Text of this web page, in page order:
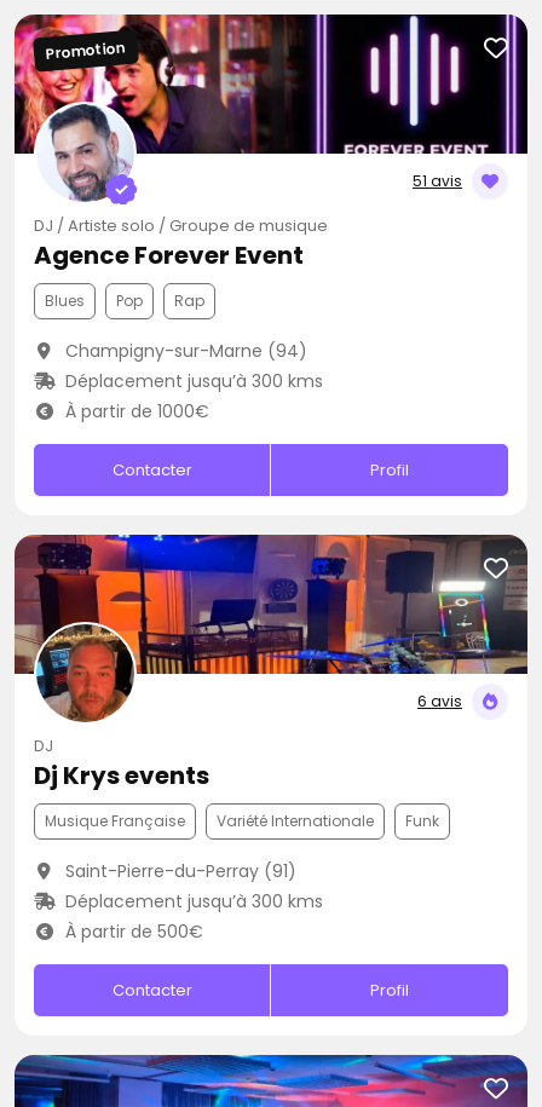
51 avis
Promotion
DJ / Artiste solo / Groupe de musique
Agence Forever Event
Blues Pop Rap
Champigny-sur-Marne (94)
Déplacement jusqu’à 300 kms
À partir de 1000€
Contacter Profil
6 avis
DJ
Dj Krys events
Musique Française Variété Internationale Funk
Saint-Pierre-du-Perray (91)
Déplacement jusqu’à 300 kms
À partir de 500€
Contacter Profil